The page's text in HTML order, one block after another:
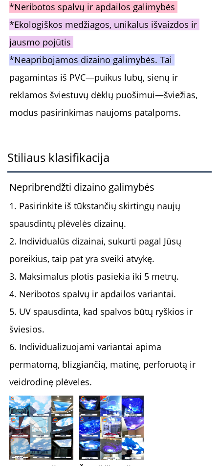
*Neribotos spalvų ir apdailos galimybės
*Ekologiškos medžiagos, unikalus išvaizdos ir
jausmo pojūtis
pagamintas iš PVC—puikus lubų, sienų ir
reklamos šviestuvų dėklų puošimui—šviežias,
modus pasirinkimas naujoms patalpoms.
Stiliaus klasifikacija
Nepribrendžti dizaino galimybės
1. Pasirinkite iš tūkstančių skirtingų naujų
spausdintų plėvelės dizainų.
2. Individualūs dizainai, sukurti pagal Jūsų
poreikius, taip pat yra sveiki atvykę.
3. Maksimalus plotis pasiekia iki 5 metrų.
4. Neribotos spalvų ir apdailos variantai.
5. UV spausdinta, kad spalvos būtų ryškios ir
šviesios.
6. Individualizuojami variantai apima
permatomą, blizgiančią, matinę, perforuotą ir
veidrodinę plėveles.